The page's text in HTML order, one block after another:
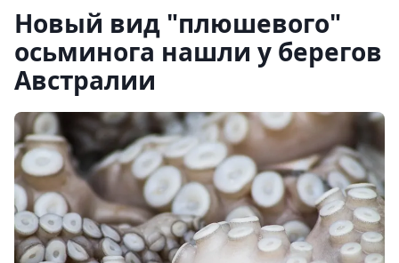
Новый вид "плюшевого"
осьминога нашли у берегов
Австралии